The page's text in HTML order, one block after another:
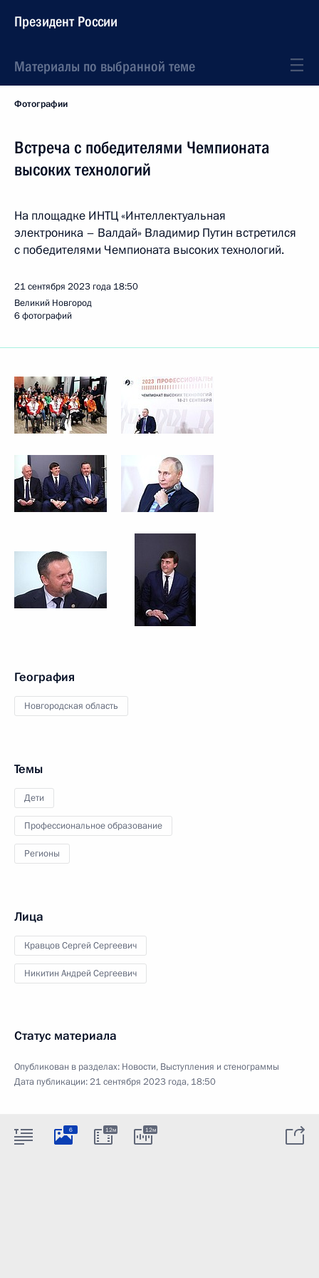
Президент России
Материалы по выбранной теме
Фотографии
Встреча с победителями Чемпионата
высоких технологий
На площадке ИНТЦ «Интеллектуальная
электроника – Валдай» Владимир Путин встретился
с победителями Чемпионата высоких технологий.
21 сентября 2023 года 18:50
Великий Новгород
6 фотографий
География
Новгородская область
Темы
Дети
Профессиональное образование
Регионы
Лица
Кравцов Сергей Сергеевич
Никитин Андрей Сергеевич
Статус материала
Опубликован в разделах: Новости, Выступления и стенограммы
Дата публикации:21 сентября 2023 года, 18:50
6 12м 12м